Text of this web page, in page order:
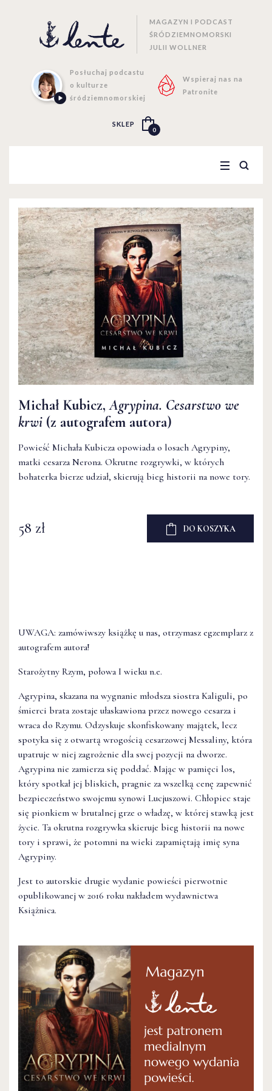
MAGAZYN I PODCAST
ŚRÓDZIEMNOMORSKI
JULII WOLLNER
Posłuchaj podcastu
o kulturze
śródziemnomorskiej
Wspieraj nas na
Patronite
SKLEP
0
Michał Kubicz,Agrypina. Cesarstwo we
krwi (z autografem autora)
Powieść Michała Kubicza opowiada o losach Agrypiny,
matki cesarza Nerona. Okrutne rozgrywki, w których
bohaterka bierze udział, skierują bieg historii na nowe tory.
58 zł DO KOSZYKA
UWAGA: zamówiwszy książkę u nas, otrzymasz egzemplarz z
autografem autora!
Starożytny Rzym, połowa I wieku n.e.
Agrypina, skazana na wygnanie młodsza siostra Kaliguli, po
śmierci brata zostaje ułaskawiona przez nowego cesarza i
wraca do Rzymu. Odzyskuje skonfiskowany majątek, lecz
spotyka się z otwartą wrogością cesarzowej Messaliny, która
upatruje w niej zagrożenie dla swej pozycji na dworze.
Agrypina nie zamierza się poddać. Mając w pamięci los,
który spotkał jej bliskich, pragnie za wszelką cenę zapewnić
bezpieczeństwo swojemu synowi Lucjuszowi. Chłopiec staje
się pionkiem w brutalnej grze o władzę, w której stawką jest
życie. Ta okrutna rozgrywka skieruje bieg historii na nowe
tory i sprawi, że potomni na wieki zapamiętają imię syna
Agrypiny.
Jest to autorskie drugie wydanie powieści pierwotnie
opublikowanej w 2016 roku nakładem wydawnictwa
Książnica.